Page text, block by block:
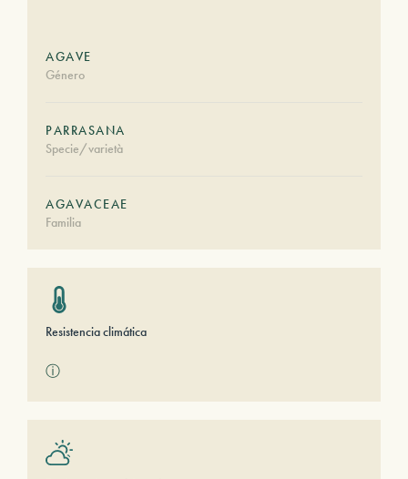
AGAVE
Género
PARRASANA
Specie/varietà
AGAVACEAE
Familia
Resistencia climática
ⓘ